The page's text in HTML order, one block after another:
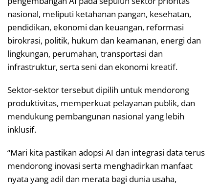
nasional, meliputi ketahanan pangan, kesehatan,
pendidikan, ekonomi dan keuangan, reformasi
birokrasi, politik, hukum dan keamanan, energi dan
lingkungan, perumahan, transportasi dan
infrastruktur, serta seni dan ekonomi kreatif.
Sektor-sektor tersebut dipilih untuk mendorong
produktivitas, memperkuat pelayanan publik, dan
mendukung pembangunan nasional yang lebih
inklusif.
“Mari kita pastikan adopsi AI dan integrasi data terus
mendorong inovasi serta menghadirkan manfaat
nyata yang adil dan merata bagi dunia usaha,